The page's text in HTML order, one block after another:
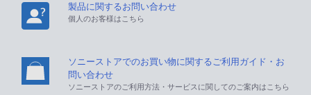
製品に関するお問い合わせ
個人のお客様はこちら
ソニーストアでのお買い物に関するご利用ガイド・お
問い合わせ
ソニーストアのご利用方法・サービスに関してのご案内はこちら